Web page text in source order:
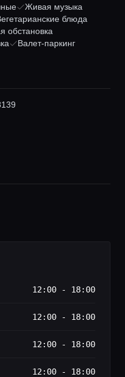
Живая музыка
блюда
обстановка
Валет-паркинг
12:00 - 18:00
12:00 - 18:00
12:00 - 18:00
12:00 - 18:00